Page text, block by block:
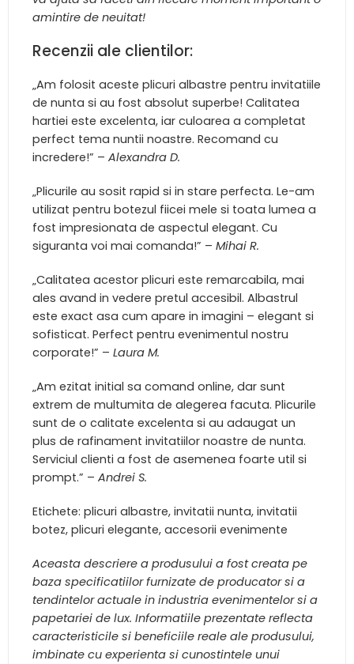
amintire de neuitat!
Recenzii ale clientilor:
„Am folosit aceste plicuri albastre pentru invitatiile
de nunta si au fost absolut superbe! Calitatea
hartiei este excelenta, iar culoarea a completat
perfect tema nuntii noastre. Recomand cu
incredere!” – Alexandra D.
„Plicurile au sosit rapid si in stare perfecta. Le-am
utilizat pentru botezul fiicei mele si toata lumea a
fost impresionata de aspectul elegant. Cu
siguranta voi mai comanda!” – Mihai R.
„Calitatea acestor plicuri este remarcabila, mai
ales avand in vedere pretul accesibil. Albastrul
este exact asa cum apare in imagini – elegant si
sofisticat. Perfect pentru evenimentul nostru
corporate!” – Laura M.
„Am ezitat initial sa comand online, dar sunt
extrem de multumita de alegerea facuta. Plicurile
sunt de o calitate excelenta si au adaugat un
plus de rafinament invitatiilor noastre de nunta.
Serviciul clienti a fost de asemenea foarte util si
prompt.” – Andrei S.
Etichete: plicuri albastre, invitatii nunta, invitatii
botez, plicuri elegante, accesorii evenimente
Aceasta descriere a produsului a fost creata pe
baza specificatiilor furnizate de producator si a
tendintelor actuale in industria evenimentelor si a
papetariei de lux. Informatiile prezentate reflecta
caracteristicile si beneficiile reale ale produsului,
imbinate cu experienta si cunostintele unui